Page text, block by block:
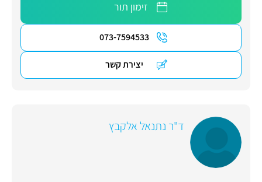
זימון תור
073-7594533
יצירת קשר
ד"ר נתנאל אלקבץ